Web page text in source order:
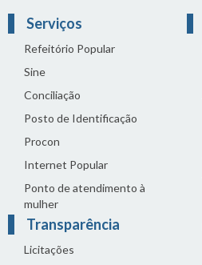
Serviços
Refeitório Popular
Sine
Conciliação
Posto de Identificação
Procon
Internet Popular
Ponto de atendimento à
mulher
Transparência
Licitações